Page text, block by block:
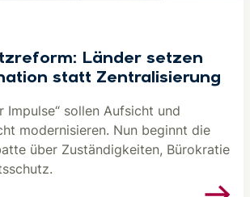
Länder setzen
statt Zentralisierung
Impulse“ sollen Aufsicht und
modernisieren. Nun beginnt die
über Zuständigkeiten, Bürokratie